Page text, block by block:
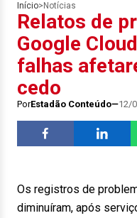
Início> Notícias
Relatos de
Google
falhas
cedo
PorEstadão Conteúdo 12/
Os registros de
diminuíram, após